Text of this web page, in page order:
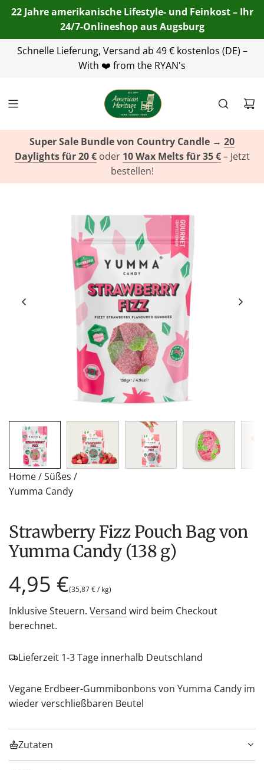
22 Jahre amerikanische Lifestyle- und Feinkost – Ihr
24/7-Onlineshop aus Augsburg
Schnelle Lieferung, Versand ab 49 € kostenlos (DE) –
With ❤️ from the RYAN's
Telefon:+49(0)821 455 254 00 | E-Mail:info@american-
heritage.de| WhatsApp:+49(0)151 116 719 10
Super Sale Bundle von Country Candle → 20
Daylights für 20 €oder 10 Wax Melts für 35 €– Jetzt
bestellen!
Home/Süßes /
Yumma Candy
Strawberry Fizz Pouch Bag von
Yumma Candy (138 g)
Regulärer
Preis
4,95 €(35,87 €/ kg)
Inklusive Steuern. Versand wird beim Checkout
berechnet.
Lieferzeit 1-3 Tage innerhalb Deutschland
Vegane Erdbeer-Gummibonbons von Yumma Candy im
wieder verschließbaren Beutel
Zutaten